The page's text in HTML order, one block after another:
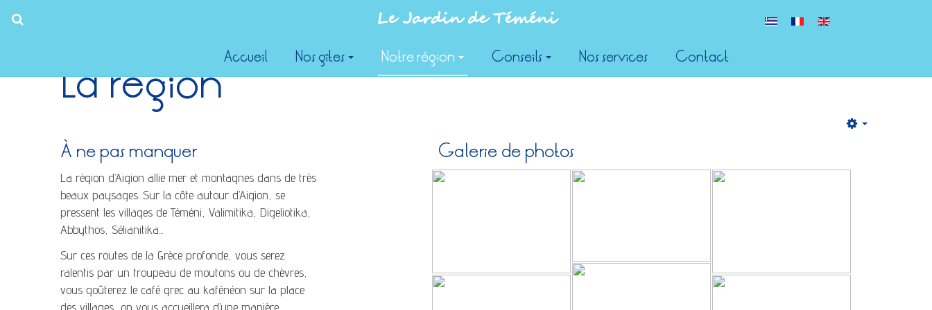
Le Jardin de Téméni
Accueil Nos gîtes Notre région Conseils Nos services Contact
La région
À ne pas manquer
La région d’Aigion allie mer et montagnes dans de très
beaux paysages. Sur la côte autour d’Aigion, se
pressent les villages de Téméni, Valimitika, Digeliotika,
Abbythos, Sélianitika...
Sur ces routes de la Grèce profonde, vous serez
ralentis par un troupeau de moutons ou de chèvres,
vous goûterez le café grec au kafénéon sur la place
des villages, on vous accueillera d’une manière
Galerie de photos